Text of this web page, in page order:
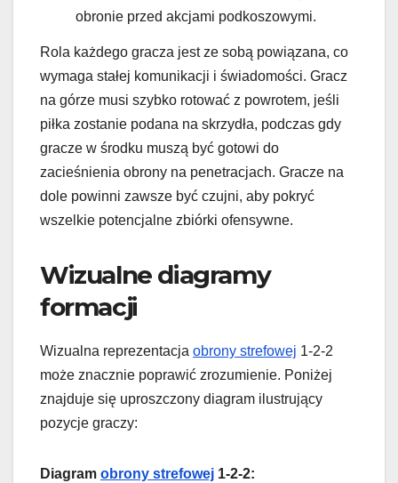
obronie przed akcjami podkoszowymi.
Rola każdego gracza jest ze sobą powiązana, co
wymaga stałej komunikacji i świadomości. Gracz
na górze musi szybko rotować z powrotem, jeśli
piłka zostanie podana na skrzydła, podczas gdy
gracze w środku muszą być gotowi do
zacieśnienia obrony na penetracjach. Gracze na
dole powinni zawsze być czujni, aby pokryć
wszelkie potencjalne zbiórki ofensywne.
Wizualne diagramy
formacji
Wizualna reprezentacja obrony strefowej 1-2-2
może znacznie poprawić zrozumienie. Poniżej
znajduje się uproszczony diagram ilustrujący
pozycje graczy:
Diagram obrony strefowej 1-2-2: